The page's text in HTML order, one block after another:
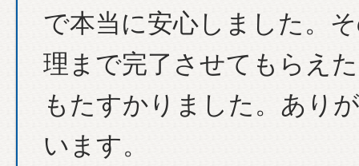
で本当に安心しました。
理まで完了させてもらえ
もたすかりました。あり
います。